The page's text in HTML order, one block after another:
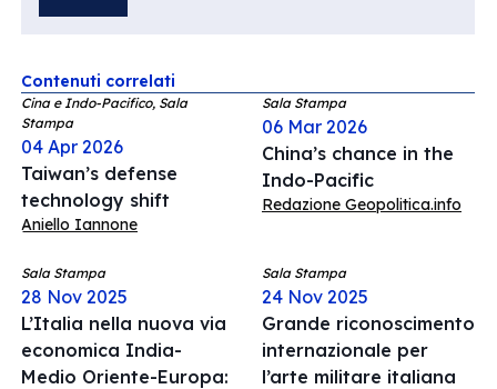
Contenuti correlati
Cina e Indo-Pacifico, Sala
Stampa
04 Apr 2026
Taiwan’s defense
technology shift
Aniello Iannone
Sala Stampa
06 Mar 2026
China’s chance in the
Indo-Pacific
Redazione Geopolitica.info
Sala Stampa
28 Nov 2025
L’Italia nella nuova via
economica India-
Medio Oriente-Europa:
Sala Stampa
24 Nov 2025
Grande riconoscimento
internazionale per
l’arte militare italiana